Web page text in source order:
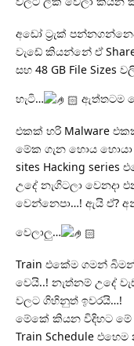
අඩෝ ට්‍රැක්
වැඩේ කියන්නේ ඒ
සහ 48 GB File Sizes
හැටි…
ඇත්තටම
එකක් හරි Malware
මේක ගැන හොය
sites Hacking
උදේ නැගිටලා වෙනදා
වෙන්නෙපා…! ඇයි ඒ?
වෙලාලු…
Train එකේම ගමන්
වෙයි..! නැත්නම් උදේ
වලට ගිහිනුත් ඉවරයි…!
මේකේ කියන විදිහට මේ
Train Schedule